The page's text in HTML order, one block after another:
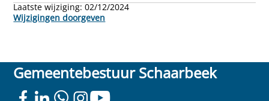
Laatste wijziging:02/12/2024
Wijzigingen doorgeven
Gemeentebestuur Schaarbeek